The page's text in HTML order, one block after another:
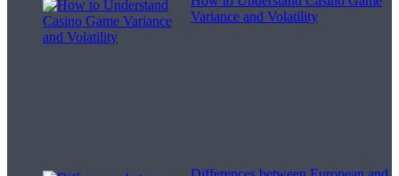
Variance and Volatility